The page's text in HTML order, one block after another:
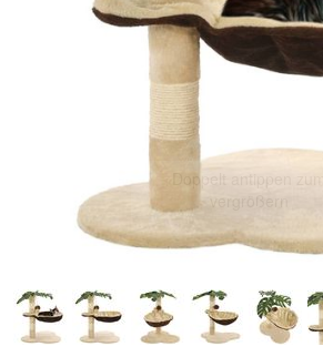
Doppelt antippen zum
vergrößern